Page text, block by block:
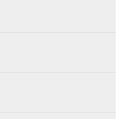
tại nhà phường
Tân Hiệp,